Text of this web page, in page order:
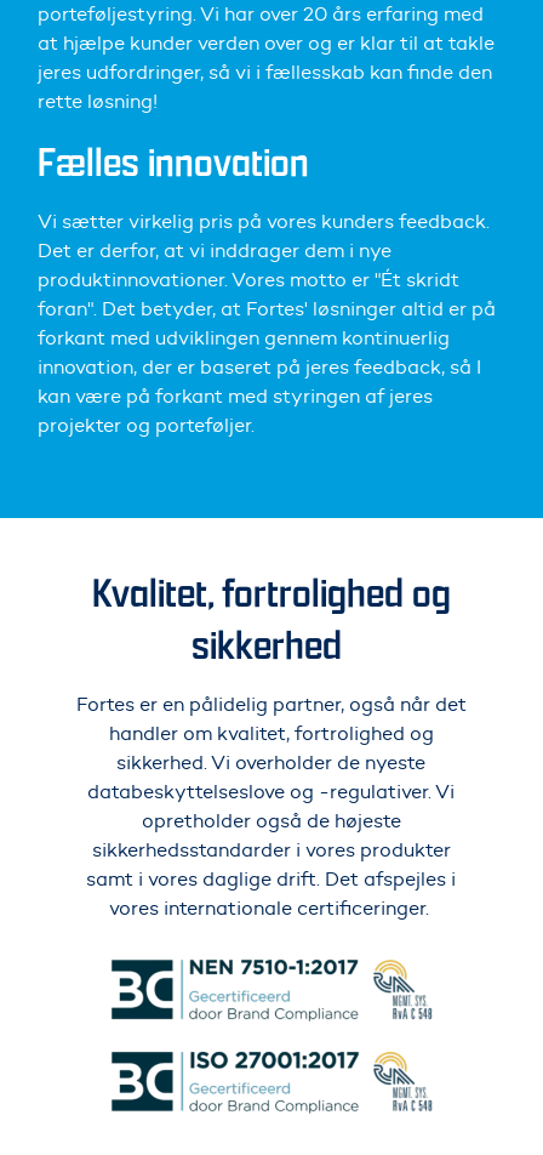
porteføljestyring. Vi har over 20 års erfaring med
at hjælpe kunder verden over og er klar til at takle
jeres udfordringer, så vi i fællesskab kan finde den
rette løsning!
Fælles innovation
Vi sætter virkelig pris på vores kunders feedback.
Det er derfor, at vi inddrager dem i nye
produktinnovationer. Vores motto er "Ét skridt
foran". Det betyder, at Fortes' løsninger altid er på
forkant med udviklingen gennem kontinuerlig
innovation, der er baseret på jeres feedback, så I
kan være på forkant med styringen af jeres
projekter og porteføljer.
Kvalitet, fortrolighed og
sikkerhed
Fortes er en pålidelig partner, også når det
handler om kvalitet, fortrolighed og
sikkerhed. Vi overholder de nyeste
databeskyttelseslove og -regulativer. Vi
opretholder også de højeste
sikkerhedsstandarder i vores produkter
samt i vores daglige drift. Det afspejles i
vores internationale certificeringer.